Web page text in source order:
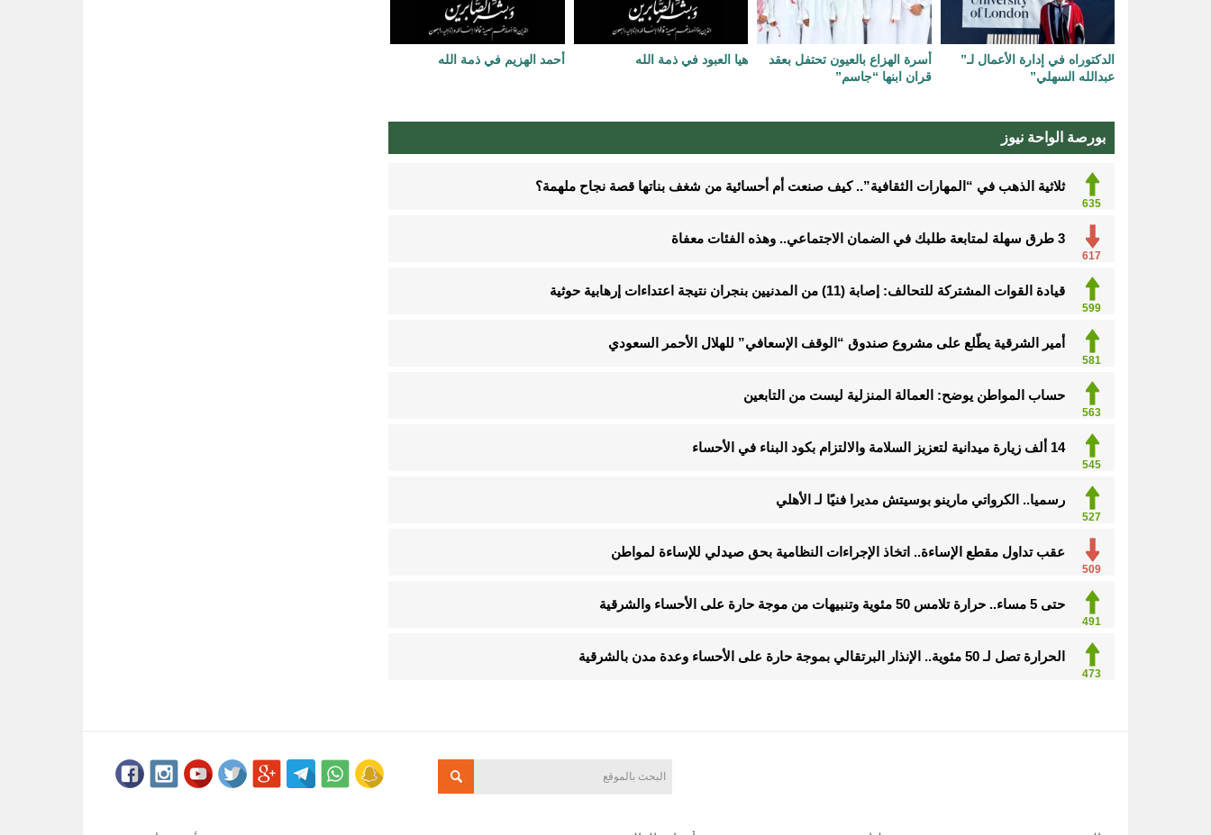
الدكتوراه في إدارة الأعمال لـ”
عبدالله السهلي”‏
أسرة الهزاع بالعيون تحتفل بعقد
قران ابنها “جاسم”
هيا العبود في ذمة الله أحمد الهزيم في ذمة الله
بورصة الواحة نيوز
635
ثلاثية الذهب في “المهارات الثقافية”.. كيف صنعت أم أحسائية من شغف بناتها قصة نجاح ملهمة؟
617
3 طرق سهلة لمتابعة طلبك في الضمان الاجتماعي.. وهذه الفئات معفاة
599
قيادة القوات المشتركة للتحالف: إصابة (11) من المدنيين بنجران نتيجة اعتداءات إرهابية حوثية
581
أمير الشرقية يطّلع على مشروع صندوق “الوقف الإسعافي” للهلال الأحمر السعودي
563
حساب المواطن يوضح: العمالة المنزلية ليست من التابعين
545
14 ألف زيارة ميدانية لتعزيز السلامة والالتزام بكود البناء في الأحساء
527
رسميا.. الكرواتي مارينو بوسيتش مديرا فنيًا لـ الأهلي
509
عقب تداول مقطع الإساءة.. اتخاذ الإجراءات النظامية بحق صيدلي للإساءة لمواطن
491
حتى 5 مساء.. حرارة تلامس 50 مئوية وتنبيهات من موجة حارة على الأحساء والشرقية
473
الحرارة تصل لـ 50 مئوية.. الإنذار البرتقالي بموجة حارة على الأحساء وعدة مدن بالشرقية